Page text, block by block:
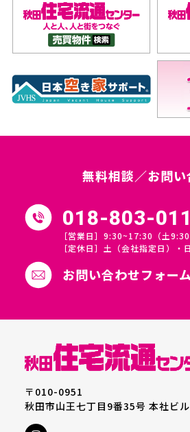
無料相談／お問い
018-803-
［営業日］9:30~17:30（土
［定休日］土（会社指定日）・
お問い合わせフォーム
〒010-0951
秋田市山王七丁目9番35号 本社ビル